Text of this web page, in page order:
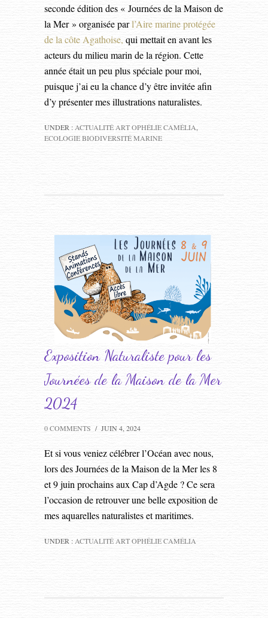
seconde édition des « Journées de la Maison de
la Mer » organisée parl’Aire marine protégée
de la côte Agathoise, qui mettait en avant les
acteurs du milieu marin de la région. Cette
année était un peu plus spéciale pour moi,
puisque j’ai eu la chance d’y être invitée afin
d’y présenter mes illustrations naturalistes.
UNDER : ACTUALITÉ ART OPHÉLIE CAMÉLIA,
ECOLOGIE BIODIVERSITÉ MARINE
Exposition Naturaliste pour les
Journées de la Maison de la Mer
2024
0 COMMENTS / JUIN 4, 2024
Et si vous veniez célébrer l’Océan avec nous,
lors des Journées de la Maison de la Mer les 8
et 9 juin prochains aux Cap d’Agde ? Ce sera
l’occasion de retrouver une belle exposition de
mes aquarelles naturalistes et maritimes.
UNDER :ACTUALITÉ ART OPHÉLIE CAMÉLIA